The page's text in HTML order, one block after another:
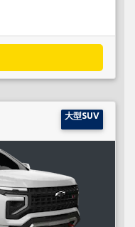
大型SUV